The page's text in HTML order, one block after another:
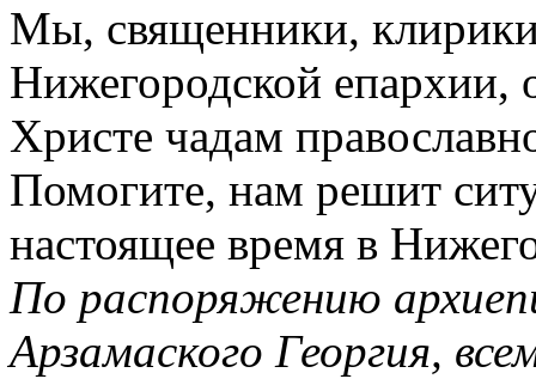
Мы, священники,
Нижегородской епархии,
Христе чадам
Помогите, нам решит
настоящее время в
По распоряжению
Арзамаского Георгия,